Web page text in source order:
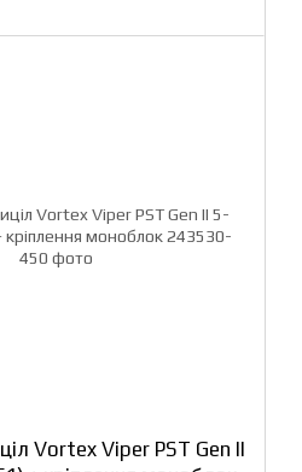
Vortex Viper PST Gen II